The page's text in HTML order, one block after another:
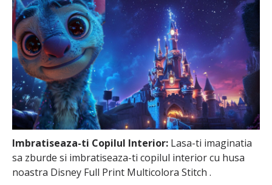
Imbratiseaza-ti Copilul Interior: Lasa-ti imaginatia
sa zburde si imbratiseaza-ti copilul interior cu husa
noastra Disney Full Print Multicolora Stitch .